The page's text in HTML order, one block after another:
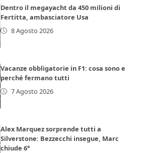
Dentro il megayacht da 450 milioni di
Fertitta, ambasciatore Usa
8 Agosto 2026
Vacanze obbligatorie in F1: cosa sono e
perché fermano tutti
7 Agosto 2026
Alex Marquez sorprende tutti a
Silverstone: Bezzecchi insegue, Marc
chiude 6°